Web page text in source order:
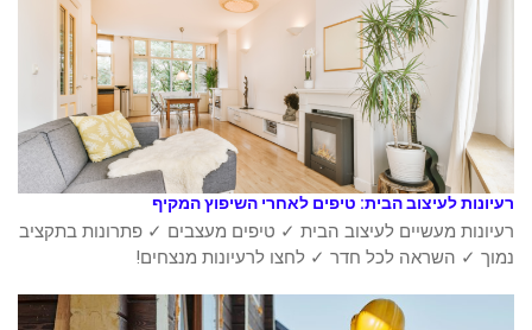
רעיונות לעיצוב הבית: טיפים לאחרי השיפוץ המקיף
רעיונות מעשיים לעיצוב הבית ✓ טיפים מעצבים ✓ פתרונות בתקציב
נמוך ✓ השראה לכל חדר ✓ לחצו לרעיונות מנצחים!